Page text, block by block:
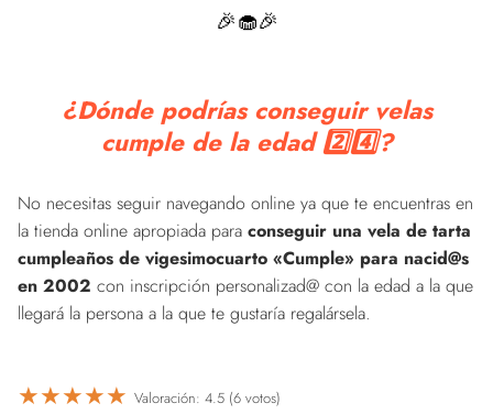
🎉🧁🎉
¿Dónde podrías conseguir velas
cumple de la edad 2️⃣4️⃣?
No necesitas seguir navegando online ya que te encuentras en
la tienda online apropiada para conseguir una vela de tarta
cumpleaños de vigesimocuarto «Cumple» para nacid@s
en 2002 con inscripción personalizad@ con la edad a la que
llegará la persona a la que te gustaría regalársela.
★★★★★ Valoración: 4.5 (6 votos)